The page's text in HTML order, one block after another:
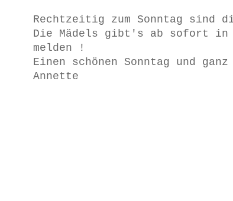
Rechtzeitig zum Sonntag sind
Die Mädels gibt's ab sofort in
melden !
Einen schönen Sonntag und
Annette